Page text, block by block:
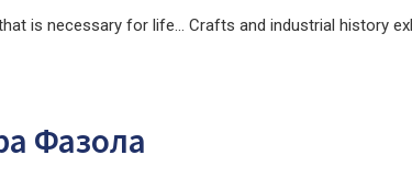
is necessary for life... Crafts and industrial history
Фазола